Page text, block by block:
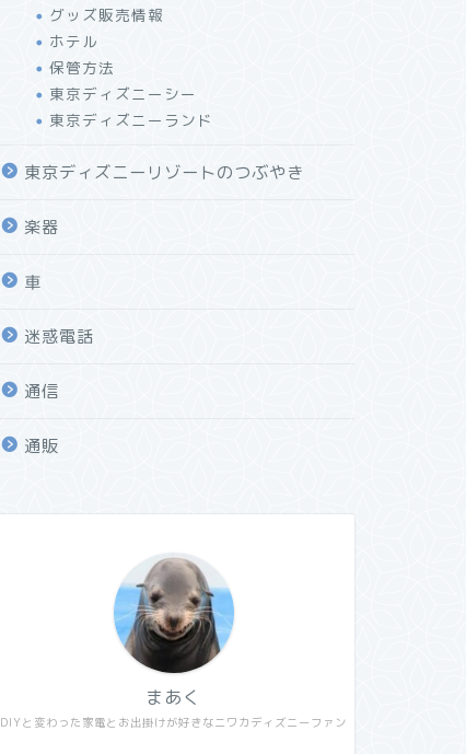
グッズ販売情報
ホテル
保管方法
東京ディズニーシー
東京ディズニーランド
東京ディズニーリゾートのつぶやき
楽器
車
迷惑電話
通信
通販
DIYと変わった家電とお出掛けが好きなニワカディズニーファン
まあく